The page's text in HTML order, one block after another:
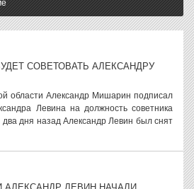
СОВЕТОВАТЬ АЛЕКСАНДРУ
области Александр Мишарин подписал
Левина на должность советника
дня назад Александр Левин был снят